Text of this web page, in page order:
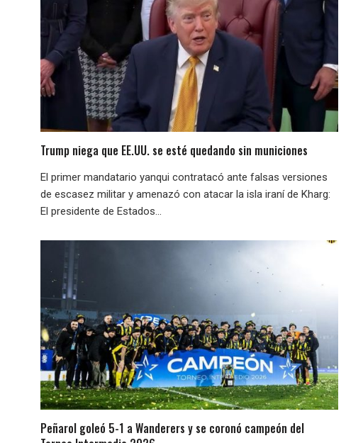
Trump niega que EE.UU. se esté quedando sin municiones
El primer mandatario yanqui contratacó ante falsas versiones
de escasez militar y amenazó con atacar la isla iraní de Kharg:
El presidente de Estados...
Peñarol goleó 5-1 a Wanderers y se coronó campeón del